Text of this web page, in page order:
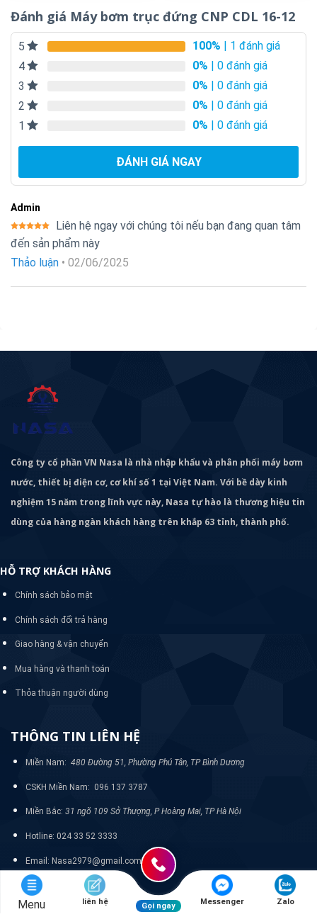
Đánh giá Máy bơm trục đứng CNP CDL 16-12
5 100% | 1 đánh giá
4
0% | 0 đánh giá
3
0% | 0 đánh giá
2
0% | 0 đánh giá
1
0% | 0 đánh giá
ĐÁNH GIÁ NGAY
Admin
Được xếp
hạng
55
Liên hệ ngay với chúng tôi nếu bạn đang quan tâm
đến sản phẩm này
Thảo luận • 02/06/2025
Công ty cổ phần VN Nasa là nhà nhập khẩu và phân phối máy bơm
nước, thiết bị điện cơ, cơ khí số 1 tại Việt Nam. Với bề dày kinh
nghiệm 15 năm trong lĩnh vực này, Nasa tự hào là thương hiệu tin
dùng của hàng ngàn khách hàng trên khắp 63 tỉnh, thành phố.
HỖ TRỢ KHÁCH HÀNG
Chính sách bảo mật
Chính sách đổi trả hàng
Giao hàng & vận chuyển
Mua hàng và thanh toán
Thỏa thuận người dùng
THÔNG TIN LIÊN HỆ
Miền Nam: 480 Đường 51, Phường Phú Tân, TP Bình Dương
CSKH Miền Nam: 096 137 3787
Miền Bắc: 31 ngõ 109 Sở Thượng, P Hoàng Mai, TP Hà Nội
Hotline: 024 33 52 3333
Email: Nasa2979@gmail.com
Menu liên hệ Gọi ngay Messenger Zalo